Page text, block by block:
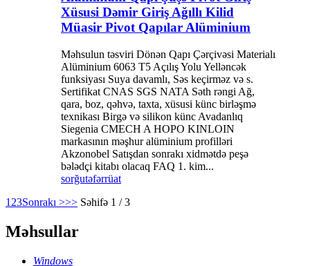
Xüsusi Dəmir Giriş Ağıllı Kilid
Müasir Pivot Qapılar Alüminium
Məhsulun təsviri Dönən Qapı Çərçivəsi Materialı
Alüminium 6063 T5 Açılış Yolu Yelləncək
funksiyası Suya davamlı, Səs keçirməz və s.
Sertifikat CNAS SGS NATA Səth rəngi Ağ,
qara, boz, qəhvə, taxta, xüsusi künc birləşmə
texnikası Birgə və silikon künc Avadanlıq
Siegenia CMECH A HOPO KINLOIN
markasının məşhur alüminium profilləri
Akzonobel Satışdan sonrakı xidmətdə peşə
bələdçi kitabı olacaq FAQ 1. kim...
sorğutəfərrüat
1 23Sonrakı >>> Səhifə 1 / 3
Məhsullar
Windows